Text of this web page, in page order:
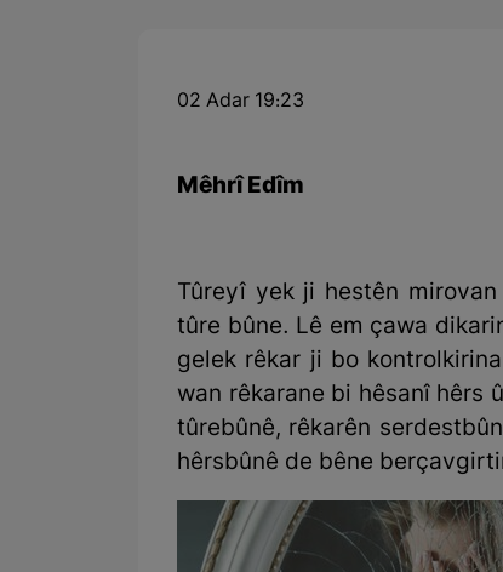
02 Adar 19:23
Mêhrî Edîm
Tûreyî yek ji hestên
tûre bûne. Lê em çawa
gelek rêkar ji bo
wan rêkarane bi hêsanî hêrs
tûrebûnê, rêkarên
hêrsbûnê de bêne